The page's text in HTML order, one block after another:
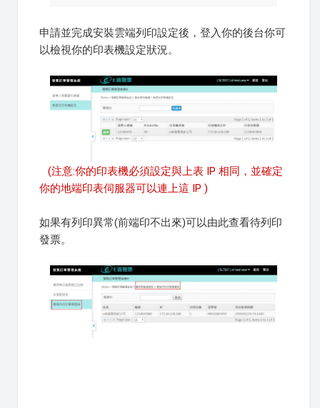
申請並完成安裝雲端列印設定後，登入你的後台你可
以檢視你的印表機設定狀況。
(注意:你的印表機必須設定與上表 IP 相同，並確定
你的地端印表伺服器可以連上這 IP )
如果有列印異常(前端印不出來)可以由此查看待列印
發票。